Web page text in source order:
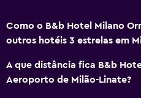
Bar/Lounge
As refeições podem ser
Venda automática (bebidas)
Venda automática (snacks)
Como o B&b Hotel Milano
outros hotéis 3 estrelas em
A que distância fica B&b
Aeroporto de Milão-Linate?